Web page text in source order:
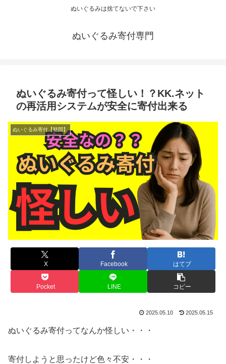
ぬいぐるみは捨てないで下さい
ぬいぐるみ寄付専門
ぬいぐるみ寄付って怪しい！？KK.ネット
の再活用システムが安全に寄付出来る
ぬいぐるみ寄付【疑問】
X Facebook はてブ
Pocket LINE コピー
2025.05.10 2025.05.15
ぬいぐるみ寄付ってなんか怪しい・・・
寄付しようと思ったけど色々不安・・・